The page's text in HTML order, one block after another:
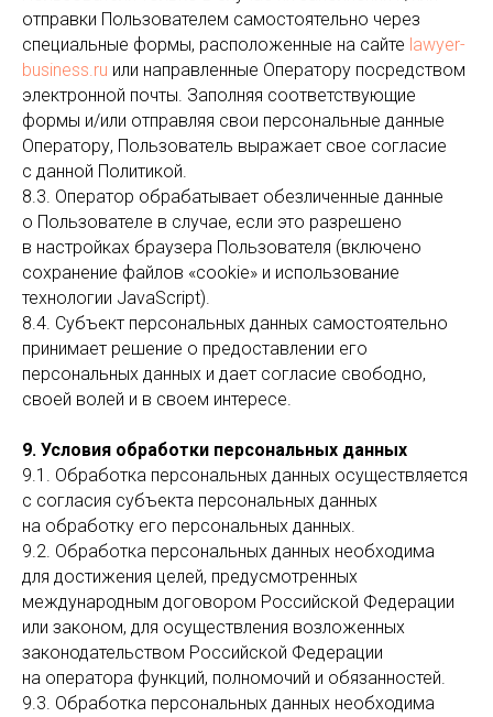
отправки Пользователем самостоятельно через
специальные формы, расположенные на сайте lawyer-
business.ru или направленные Оператору посредством
электронной почты. Заполняя соответствующие
формы и/или отправляя свои персональные данные
Оператору, Пользователь выражает свое согласие
с данной Политикой.
8.3. Оператор обрабатывает обезличенные данные
о Пользователе в случае, если это разрешено
в настройках браузера Пользователя (включено
сохранение файлов «cookie» и использование
технологии JavaScript).
8.4. Субъект персональных данных самостоятельно
принимает решение о предоставлении его
персональных данных и дает согласие свободно,
своей волей и в своем интересе.
9. Условия обработки персональных данных
9.1. Обработка персональных данных осуществляется
с согласия субъекта персональных данных
на обработку его персональных данных.
9.2. Обработка персональных данных необходима
для достижения целей, предусмотренных
международным договором Российской Федерации
или законом, для осуществления возложенных
законодательством Российской Федерации
на оператора функций, полномочий и обязанностей.
9.3. Обработка персональных данных необходима